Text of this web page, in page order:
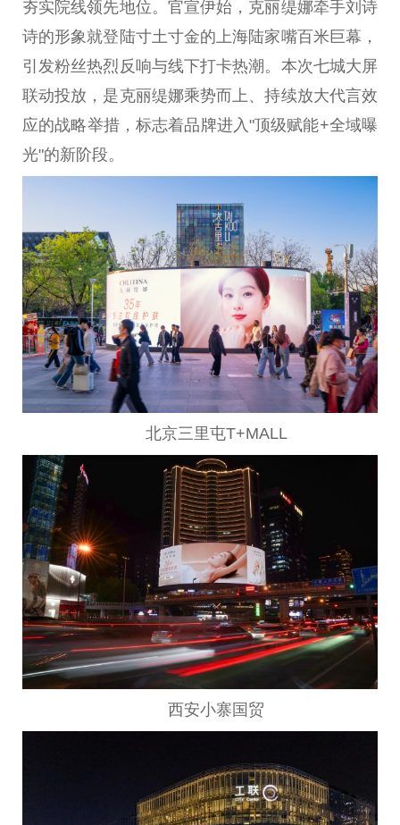
夯实院线领先地位。官宣伊始，克丽缇娜牵手刘诗
诗的形象就登陆寸土寸金的上海陆家嘴百米巨幕，
引发粉丝热烈反响与线下打卡热潮。本次七城大屏
联动投放，是克丽缇娜乘势而上、持续放大代言效
应的战略举措，标志着品牌进入"顶级赋能+全域曝
光"的新阶段。
北京三里屯T+MALL
西安小寨国贸